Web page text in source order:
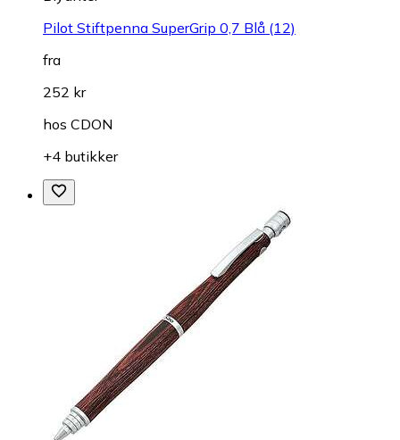
Pilot Stiftpenna SuperGrip 0,7 Blå (12)
fra
252 kr
hos CDON
+4 butikker